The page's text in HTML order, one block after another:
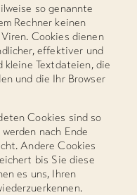
so genannte
Rechner keinen
Cookies dienen
effektiver und
kleine Textdateien, die
und die Ihr Browser
Cookies sind so
nach Ende
Andere Cookies
bis Sie diese
es uns, Ihren